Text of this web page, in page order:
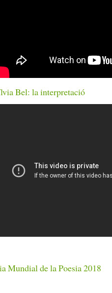
Bel: la interpretació
Mundial de la Poesia 2018